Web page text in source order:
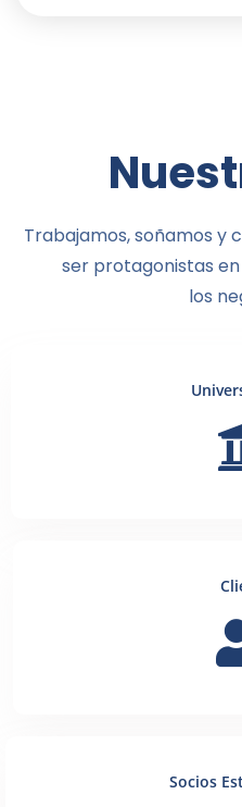
Socios
Trabajamos, soñamos y
ser protagonistas
los